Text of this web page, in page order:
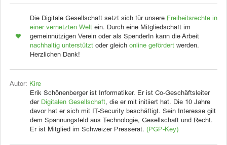
Die Digitale Gesellschaft setzt sich für unsere Freiheitsrechte in
einer vernetzten Welt ein. Durch eine Mitgliedschaft im
gemeinnützigen Verein oder als SpenderIn kann die Arbeit
nachhaltig unterstützt oder gleich online gefördert werden.
Herzlichen Dank!
Autor: Kire
Erik Schönenberger ist Informatiker. Er ist Co-Geschäftsleiter
der Digitalen Gesellschaft, die er mit initiiert hat. Die 10 Jahre
davor hat er sich mit IT-Security beschäftigt. Sein Interesse gilt
dem Spannungsfeld aus Technologie, Gesellschaft und Recht.
Er ist Mitglied im Schweizer Presserat. (PGP-Key)